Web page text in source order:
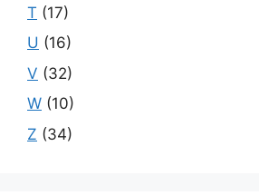
T (17)
U (16)
V (32)
W (10)
Z (34)